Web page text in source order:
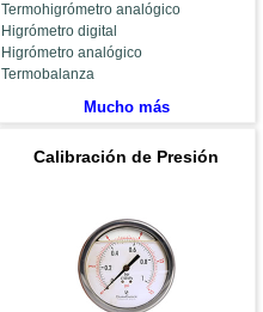
Termohigrómetro analógico
Higrómetro digital
Higrómetro analógico
Termobalanza
Mucho más
Calibración de Presión